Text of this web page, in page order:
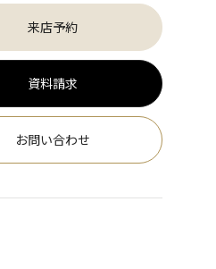
来店予約
資料請求
お問い合わせ